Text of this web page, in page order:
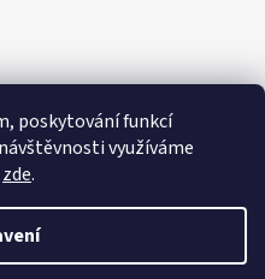
poskytování funkcí
využíváme
zde.